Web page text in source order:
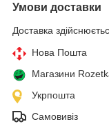
Умови доставки
Доставка
Нова Пошта
Магазини
Укрпошта
Самовивіз